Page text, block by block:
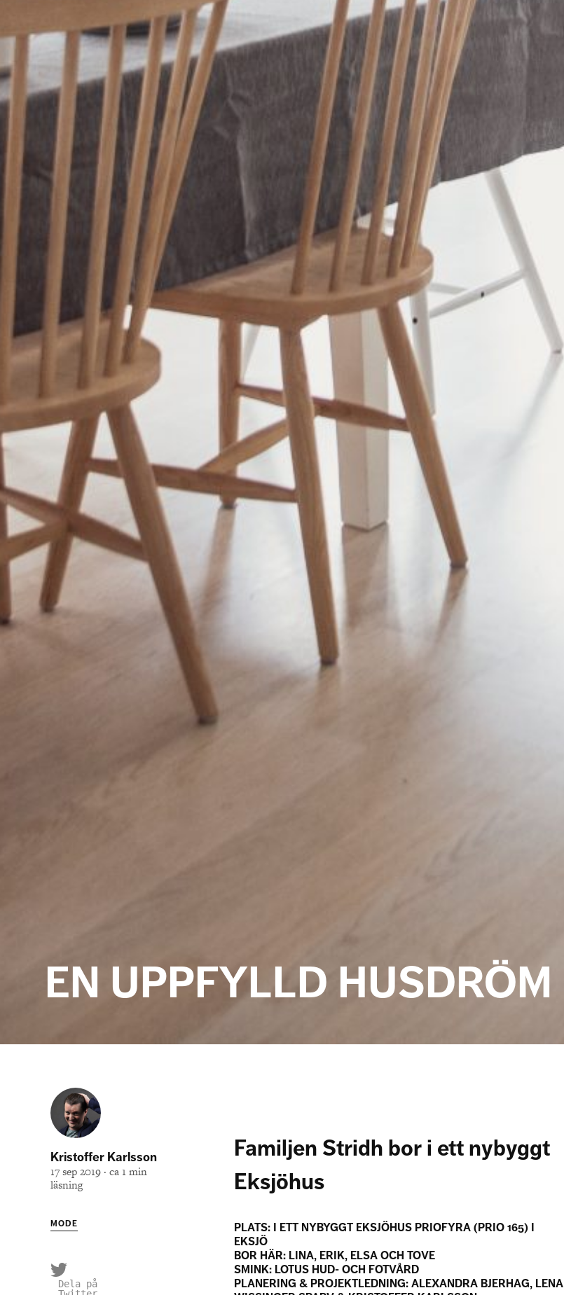
EN UPPFYLLD HUSDRÖM
Kristoffer Karlsson
17 sep 2019 · ca 1 min
läsning
MODE
Dela på
Familjen Stridh bor i ett nybyggt
Eksjöhus
PLATS: I ETT NYBYGGT EKSJÖHUS PRIOFYRA (PRIO 165) I
EKSJÖ
BOR HÄR: LINA, ERIK, ELSA OCH TOVE
SMINK: LOTUS HUD- OCH FOTVÅRD
PLANERING & PROJEKTLEDNING: ALEXANDRA BJERHAG, LENA